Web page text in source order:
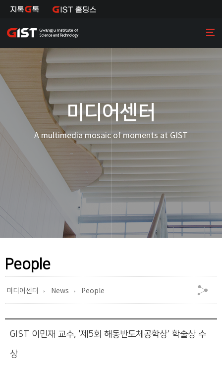
미디어센터
A multimedia mosaic of moments at GIST
People
미디어센터 News People
GIST 이민재 교수, '제5회 해동반도체공학상' 학술상 수
상